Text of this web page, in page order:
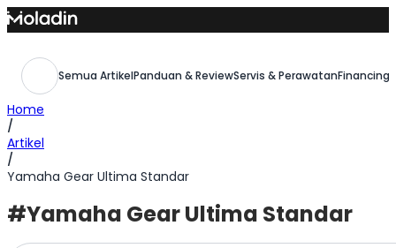
Skip
to
Semua ArtikelPanduan & ReviewServis & Perawatan
Home
/
Artikel
/
Yamaha Gear Ultima Standar
#Yamaha Gear Ultima Standar